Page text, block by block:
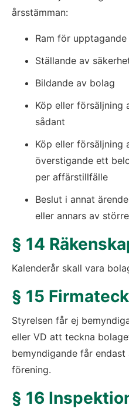
årsstämman:
Ram för
Ställande av
Bildande av bolag
Köp eller försäljning
sådant
Köp eller försäljning
överstigande ett
per affärstillfälle
Beslut i annat
eller annars av
§ 14
Kalenderår skall vara
§ 15
Styrelsen får ej
eller VD att teckna
bemyndigande får
förening.
§ 16